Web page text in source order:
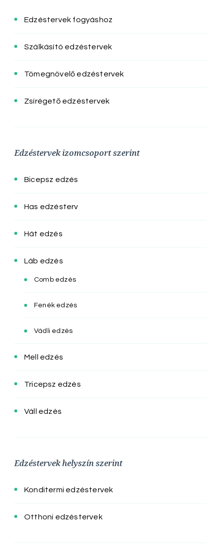
Edzéstervek fogyáshoz
Szálkásító edzéstervek
Tömegnövelő edzéstervek
Zsírégető edzéstervek
Edzéstervek izomcsoport szerint
Bicepsz edzés
Has edzésterv
Hát edzés
Láb edzés
Comb edzés
Fenék edzés
Vádli edzés
Mell edzés
Tricepsz edzés
Váll edzés
Edzéstervek helyszín szerint
Konditermi edzéstervek
Otthoni edzéstervek